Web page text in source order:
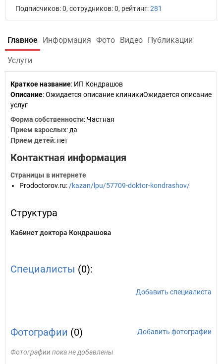
Подписчиков: 0, сотрудников: 0, рейтинг:281
Главное Информация Фото Видео Публикации
Услуги
Краткое название: ИП Кондрашов
Описание: Ожидается описание клиникиОжидается описание
услуг
Форма собственности: Частная
Прием взрослых: да
Прием детей: нет
Контактная информация
Страницы в интернете
Prodoctorov.ru: /kazan/lpu/57709-doktor-kondrashov/
Структура
Кабинет доктора Кондрашова
Специалисты (0):
Добавить специалиста
Фотографии (0) Добавить фотографии
Фотографии пока не добавлены